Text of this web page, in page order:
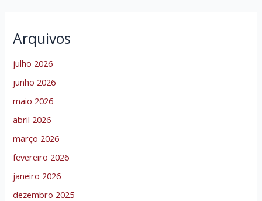
Arquivos
julho 2026
junho 2026
maio 2026
abril 2026
março 2026
fevereiro 2026
janeiro 2026
dezembro 2025